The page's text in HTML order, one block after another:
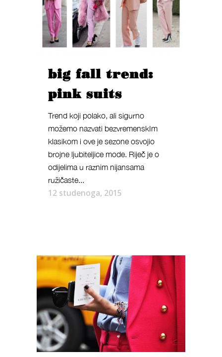
big fall trend:
pink suits
Trend koji polako, ali sigurno
možemo nazvati bezvremenskIm
klasikom i ove je sezone osvojio
brojne ljubiteljice mode. Riječ je o
odijelima u raznim nijansama
ružičaste...
12 studenoga, 2015